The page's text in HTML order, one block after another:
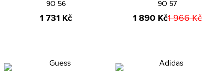
9O 56
1 731 Kč
9O 57
1 890 Kč1 966 Kč